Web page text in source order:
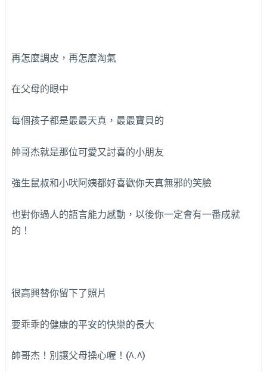
再怎麼調皮，再怎麼淘氣
在父母的眼中
每個孩子都是最最天真，最最寶貝的
帥哥杰就是那位可愛又討喜的小朋友
強生鼠叔和小吠阿姨都好喜歡你天真無邪的笑臉
也對你過人的語言能力感動，以後你一定會有一番成就
的！
很高興替你留下了照片
要乖乖的健康的平安的快樂的長大
帥哥杰！別讓父母操心喔！(^.^)